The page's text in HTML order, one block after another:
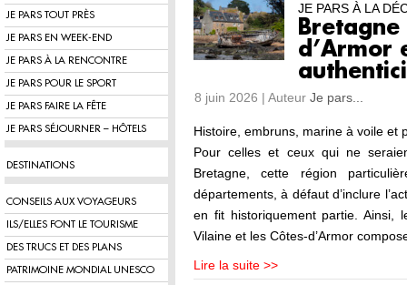
JE PARS TOUT PRÈS
JE PARS EN WEEK-END
JE PARS À LA RENCONTRE
JE PARS POUR LE SPORT
JE PARS FAIRE LA FÊTE
JE PARS SÉJOURNER – HÔTELS
DESTINATIONS
CONSEILS AUX VOYAGEURS
ILS/ELLES FONT LE TOURISME
DES TRUCS ET DES PLANS
PATRIMOINE MONDIAL UNESCO
JE PARS À LA
Bretagne
d’Armor
8 juin 2026 | Auteur Je pars...
Histoire, embruns, marine à voile et
Pour celles et ceux qui ne
Bretagne, cette région
départements, à défaut d’inclure
en fit historiquement partie. Ainsi,
Vilaine et les Côtes-d’Armor
Lire la suite >>